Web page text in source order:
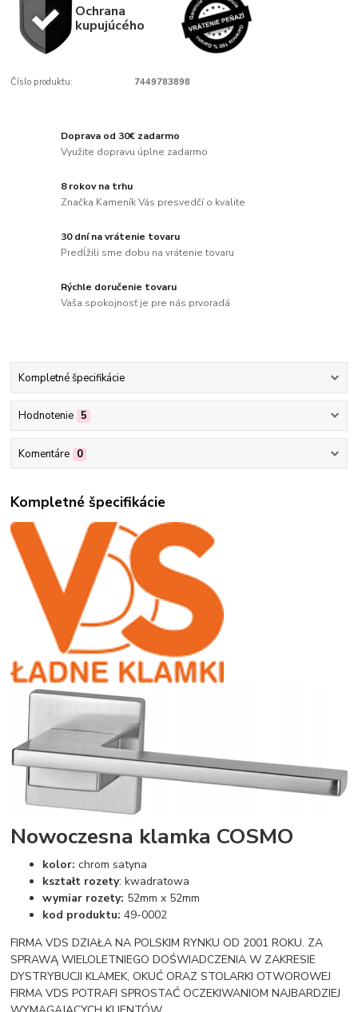
Ochrana
kupujúcého
Číslo produktu: 7449783898
Doprava od 30€ zadarmo
Využite dopravu úplne zadarmo
8 rokov na trhu
Značka Kameník Vás presvedčí o kvalite
30 dní na vrátenie tovaru
Predĺžili sme dobu na vrátenie tovaru
Rýchle doručenie tovaru
Vaša spokojnosť je pre nás prvoradá
Kompletné špecifikácie
Hodnotenie 5
Komentáre 0
Kompletné špecifikácie
Nowoczesna klamka COSMO
kolor: chrom satyna
kształt rozety: kwadratowa
wymiar rozety: 52mm x 52mm
kod produktu: 49-0002
FIRMA VDS DZIAŁA NA POLSKIM RYNKU OD 2001 ROKU. ZA
SPRAWĄ WIELOLETNIEGO DOŚWIADCZENIA W ZAKRESIE
DYSTRYBUCJI KLAMEK, OKUĆ ORAZ STOLARKI OTWOROWEJ
FIRMA VDS POTRAFI SPROSTAĆ OCZEKIWANIOM NAJBARDZIEJ